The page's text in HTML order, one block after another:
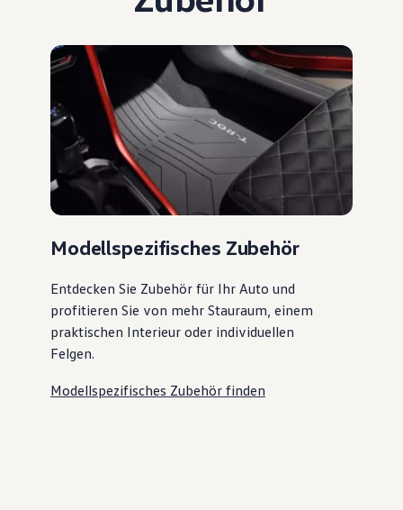
Modellspezifisches Zubehör
Entdecken Sie Zubehör für Ihr Auto und
profitieren Sie von mehr Stauraum, einem
praktischen Interieur oder individuellen
Felgen.
Modellspezifisches Zubehör finden